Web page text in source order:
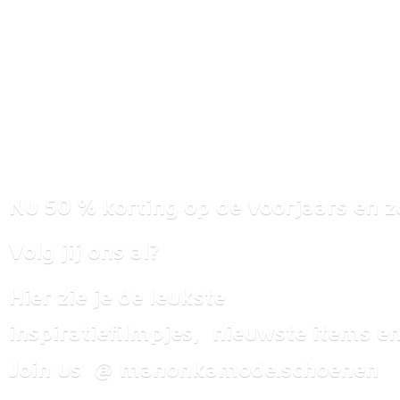
Nu 50 % korting op de voorjaars en
Volg jij ons al?
Hier zie je de leukste
inspiratiefilmpjes, nieuwste items
Join us @ manonkamode.schoenen